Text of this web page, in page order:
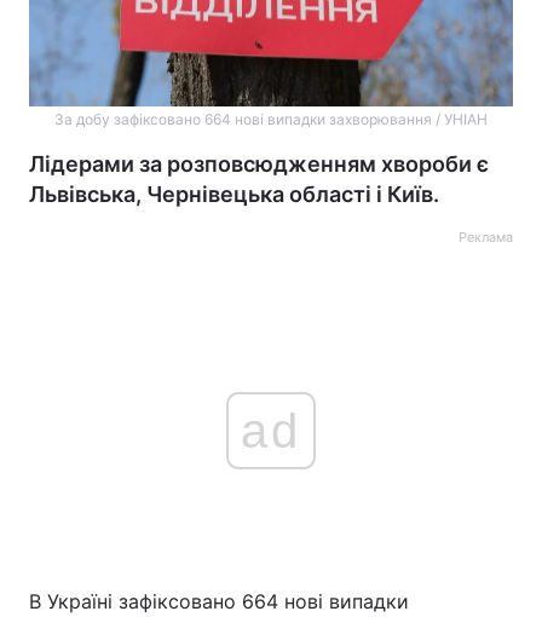
За добу зафіксовано 664 нові випадки захворювання / УНІАН
Лідерами за розповсюдженням хвороби є
Львівська, Чернівецька області і Київ.
Реклама
ad
В Україні зафіксовано 664 нові випадки